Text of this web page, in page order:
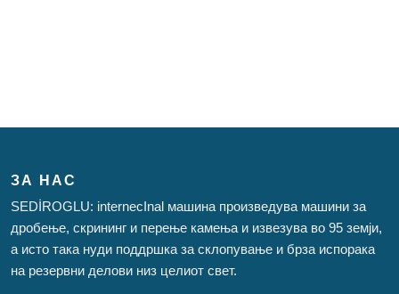
ЗА НАС
SEDİROGLU: internecInal машина произведува машини за
дробење, скрининг и перење камења и извезува во 95 земји,
а исто така нуди поддршка за склопување и брза испорака
на резервни делови низ целиот свет.